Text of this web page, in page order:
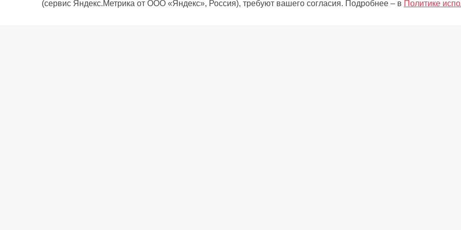
(сервис Яндекс.Метрика от ООО «Яндекс», Россия), требуют вашего согласия. Подробнее – в Политике